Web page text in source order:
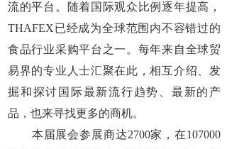
流的平台。随着国际观众比例逐年提高，
THAFEX已经成为全球范围内不容错过的
食品行业采购平台之一。每年来自全球贸
易界的专业人士汇聚在此，相互介绍、发
掘和探讨国际最新流行趋势、最新的产
品，也来寻找更多的商机。
本届展会参展商达2700家，在107000